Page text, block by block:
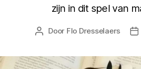
zijn in dit spel van
Bericht
Door Flo Dresselaers